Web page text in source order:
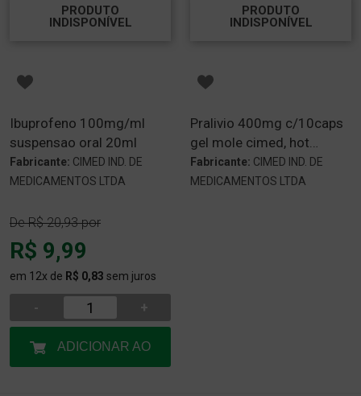
PRODUTO
INDISPONÍVEL
Ibuprofeno 100mg/ml
suspensao oral 20ml
Fabricante: CIMED IND. DE
MEDICAMENTOS LTDA
DeR$ 20,93por
R$ 9,99
em 12x de R$ 0,83 sem juros
- +
PRODUTO
INDISPONÍVEL
Pralivio 400mg c/10caps
gel mole cimed, hot
dispc24 bisn 30ml
Fabricante: CIMED IND. DE
MEDICAMENTOS LTDA